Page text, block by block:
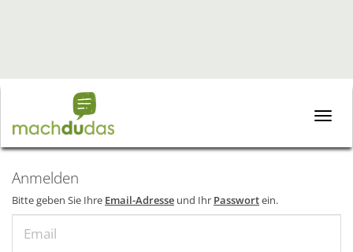
Toggle
Anmelden
Bitte geben Sie Ihre Email-Adresse und Ihr Passwortein.